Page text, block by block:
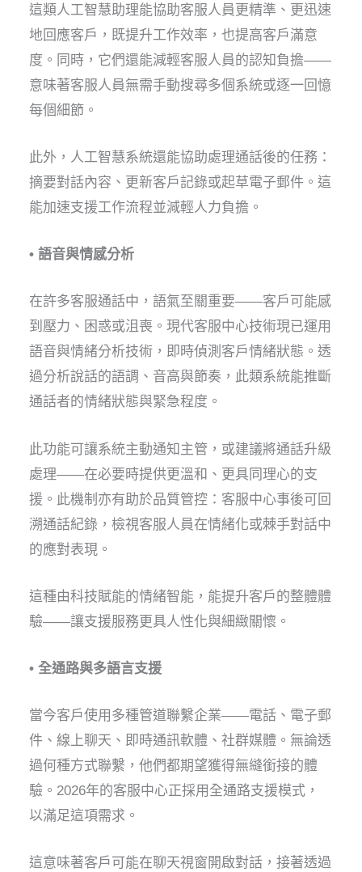
這類人工智慧助理能協助客服人員更精準、更迅速
地回應客戶，既提升工作效率，也提高客戶滿意
度。同時，它們還能減輕客服人員的認知負擔——
意味著客服人員無需手動搜尋多個系統或逐一回憶
每個細節。
此外，人工智慧系統還能協助處理通話後的任務：
摘要對話內容、更新客戶記錄或起草電子郵件。這
能加速支援工作流程並減輕人力負擔。
• 語音與情感分析
在許多客服通話中，語氣至關重要——客戶可能感
到壓力、困惑或沮喪。現代客服中心技術現已運用
語音與情緒分析技術，即時偵測客戶情緒狀態。透
過分析說話的語調、音高與節奏，此類系統能推斷
通話者的情緒狀態與緊急程度。
此功能可讓系統主動通知主管，或建議將通話升級
處理——在必要時提供更溫和、更具同理心的支
援。此機制亦有助於品質管控：客服中心事後可回
溯通話紀錄，檢視客服人員在情緒化或棘手對話中
的應對表現。
這種由科技賦能的情緒智能，能提升客戶的整體體
驗——讓支援服務更具人性化與細緻關懷。
• 全通路與多語言支援
當今客戶使用多種管道聯繫企業——電話、電子郵
件、線上聊天、即時通訊軟體、社群媒體。無論透
過何種方式聯繫，他們都期望獲得無縫銜接的體
驗。2026年的客服中心正採用全通路支援模式，
以滿足這項需求。
這意味著客戶可能在聊天視窗開啟對話，接著透過